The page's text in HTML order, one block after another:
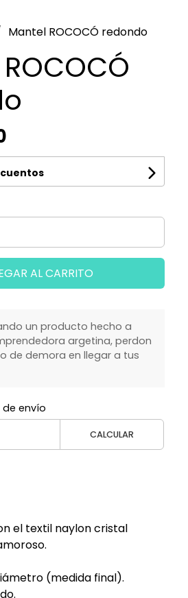
Mantel ROCOCÓ redondo
AL CARRITO
un producto hecho a
argetina, perdon
de demora en llegar a tus
envío
CALCULAR
el textil naylon cristal
(medida final).